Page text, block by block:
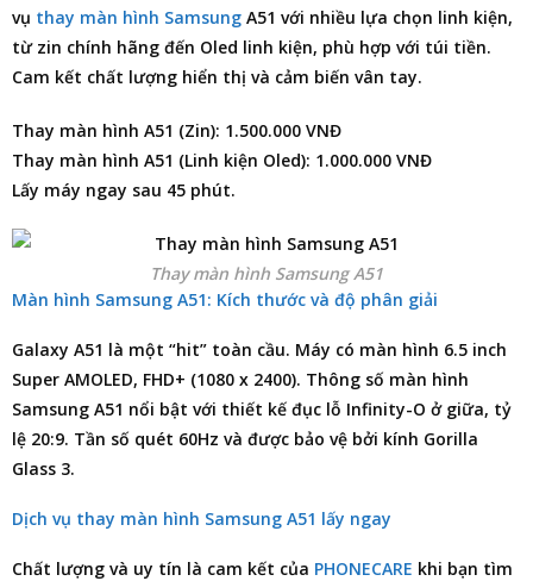
vụ thay màn hình Samsung A51 với nhiều lựa chọn linh kiện,
từ zin chính hãng đến Oled linh kiện, phù hợp với túi tiền.
Cam kết chất lượng hiển thị và cảm biến vân tay.
Thay màn hình A51 (Zin): 1.500.000 VNĐ
Thay màn hình A51 (Linh kiện Oled): 1.000.000 VNĐ
Lấy máy ngay sau 45 phút.
Thay màn hình Samsung A51
Màn hình Samsung A51: Kích thước và độ phân giải
Galaxy A51 là một “hit” toàn cầu. Máy có màn hình 6.5 inch
Super AMOLED, FHD+ (1080 x 2400). Thông số màn hình
Samsung A51 nổi bật với thiết kế đục lỗ Infinity-O ở giữa, tỷ
lệ 20:9. Tần số quét 60Hz và được bảo vệ bởi kính Gorilla
Glass 3.
Dịch vụ thay màn hình Samsung A51 lấy ngay
Chất lượng và uy tín là cam kết của PHONECARE khi bạn tìm